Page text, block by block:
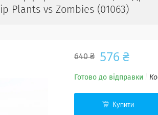
Plants vs Zombies (01063)
640 ₴ 576 ₴
Готово до відправки
Купити